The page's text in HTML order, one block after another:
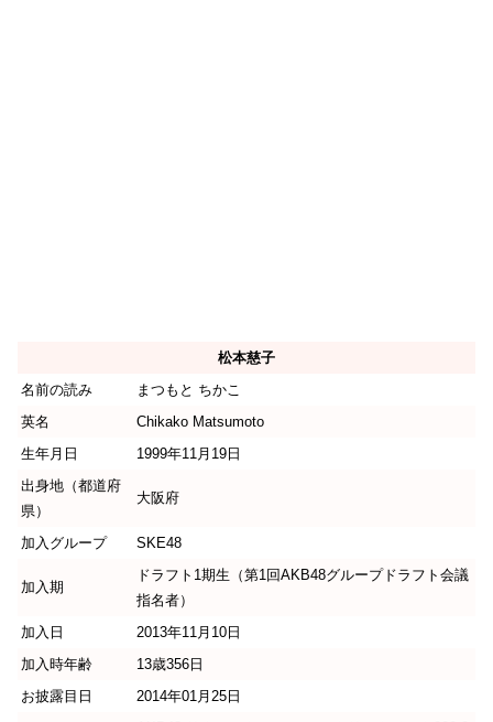
松本慈子
名前の読み
まつもと ちかこ
英名
Chikako Matsumoto
生年月日
1999年11月19日
出身地（都道府
県）
大阪府
加入グループ SKE48
加入期
ドラフト1期生（第1回AKB48グループドラフト会議
指名者）
加入日
2013年11月10日
加入時年齢
13歳356日
お披露目日
2014年01月25日